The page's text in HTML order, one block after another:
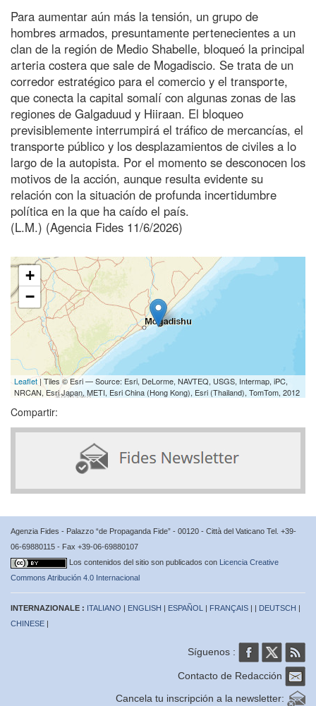
Para aumentar aún más la tensión, un grupo de
hombres armados, presuntamente pertenecientes a un
clan de la región de Medio Shabelle, bloqueó la principal
arteria costera que sale de Mogadiscio. Se trata de un
corredor estratégico para el comercio y el transporte,
que conecta la capital somalí con algunas zonas de las
regiones de Galgaduud y Hiiraan. El bloqueo
previsiblemente interrumpirá el tráfico de mercancías, el
transporte público y los desplazamientos de civiles a lo
largo de la autopista. Por el momento se desconocen los
motivos de la acción, aunque resulta evidente su
relación con la situación de profunda incertidumbre
política en la que ha caído el país.
(L.M.) (Agencia Fides 11/6/2026)
+
−
Leaflet| Tiles © Esri — Source: Esri, DeLorme, NAVTEQ, USGS, Intermap, iPC,
NRCAN, Esri Japan, METI, Esri China (Hong Kong), Esri (Thailand), TomTom, 2012
Compartir:
Agenzia Fides - Palazzo “de Propaganda Fide” - 00120 - Città del Vaticano Tel. +39-
06-69880115 - Fax +39-06-69880107
Los contenidos del sitio son publicados con Licencia Creative
Commons Atribución 4.0 Internacional
INTERNAZIONALE : ITALIANO | ENGLISH | ESPAÑOL | FRANÇAIS | | DEUTSCH |
CHINESE |
Síguenos :
Contacto de Redacción
Cancela tu inscripción a la newsletter: